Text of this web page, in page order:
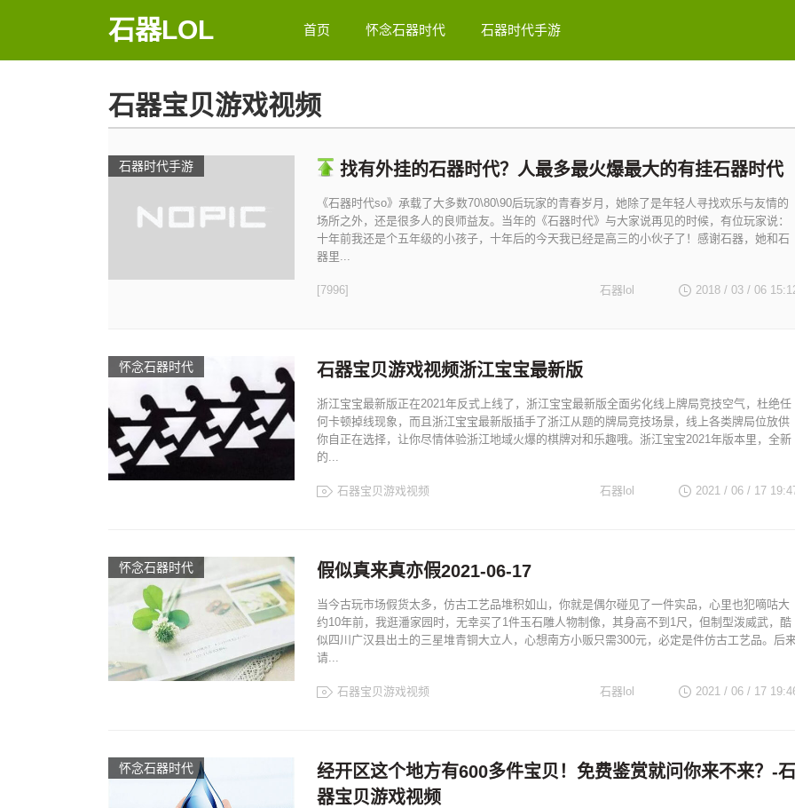
石器LOL 首页 怀念石器时代 石器时代手游
石器宝贝游戏视频
石器时代手游 找有外挂的石器时代？人最多最火爆最大的有挂石器时代
《石器时代so》承载了大多数70\80\90后玩家的青春岁月，她除了是年轻人寻找欢乐与友情的
场所之外，还是很多人的良师益友。当年的《石器时代》与大家说再见的时候，有位玩家说：
十年前我还是个五年级的小孩子，十年后的今天我已经是高三的小伙子了！感谢石器，她和石
器里...
[7996] 2018 / 03 / 06
石器lol
怀念石器时代 石器宝贝游戏视频浙江宝宝最新版
浙江宝宝最新版正在2021年反式上线了，浙江宝宝最新版全面劣化线上牌局竞技空气，杜绝任
何卡顿掉线现象，而且浙江宝宝最新版插手了浙江从题的牌局竞技场景，线上各类牌局位放供
你自正在选择，让你尽情体验浙江地域火爆的棋牌对和乐趣哦。浙江宝宝2021年版本里，全新
的...
石器宝贝游戏视频 2021 / 06 / 17
石器lol
怀念石器时代 假似真来真亦假2021-06-17
当今古玩市场假货太多，仿古工艺品堆积如山，你就是偶尔碰见了一件实品，心里也犯嘀咕大
约10年前，我逛潘家园时，无幸买了1件玉石雕人物制像，其身高不到1尺，但制型泼威武，酷
似四川广汉县出土的三星堆青铜大立人，心想南方小贩只需300元，必定是件仿古工艺品。后
请...
石器宝贝游戏视频 2021 / 06 / 17
石器lol
怀念石器时代
经开区这个地方有600多件宝贝！免费鉴赏就问你来不来？-石
器宝贝游戏视频